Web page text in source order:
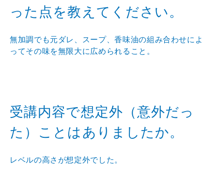
った点を教えてください。
無加調でも元ダレ、スープ、香味油の組み合わせによ
ってその味を無限大に広められること。
受講内容で想定外（意外だっ
た）ことはありましたか。
レベルの高さが想定外でした。